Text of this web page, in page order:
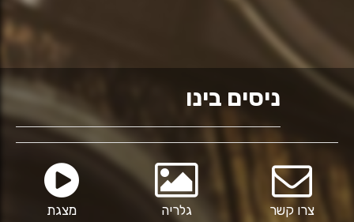
ניסים בינו
מצגת גלריה צרו קשר